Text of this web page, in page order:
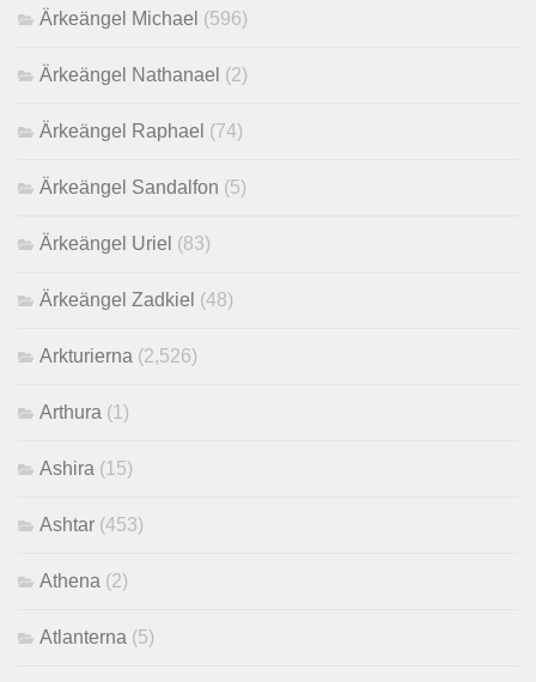
Ärkeängel Michael (596)
Ärkeängel Nathanael (2)
Ärkeängel Raphael (74)
Ärkeängel Sandalfon (5)
Ärkeängel Uriel (83)
Ärkeängel Zadkiel (48)
Arkturierna (2,526)
Arthura (1)
Ashira (15)
Ashtar (453)
Athena (2)
Atlanterna (5)